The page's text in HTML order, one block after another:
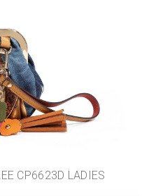
CP6623D LADIES